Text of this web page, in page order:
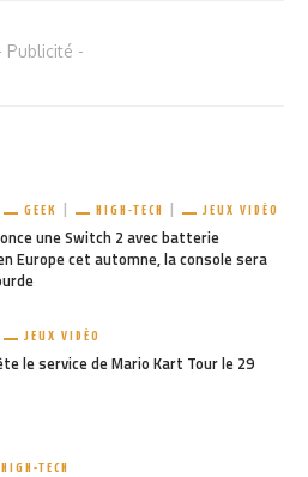
Publicité -
GEEK HIGH-TECH JEUX VIDÉO
une Switch 2 avec batterie
Europe cet automne, la console sera
JEUX VIDÉO
le service de Mario Kart Tour le 29
HIGH-TECH